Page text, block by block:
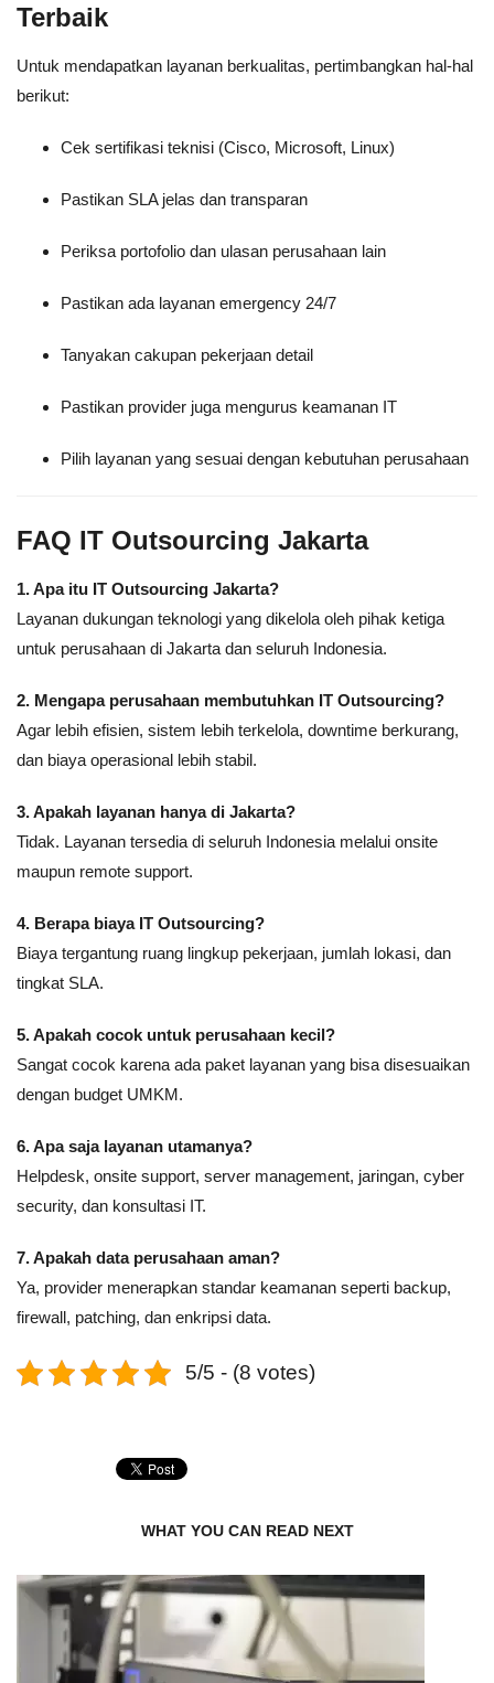
Terbaik
Untuk mendapatkan layanan berkualitas, pertimbangkan hal-hal
berikut:
Cek sertifikasi teknisi (Cisco, Microsoft, Linux)
Pastikan SLA jelas dan transparan
Periksa portofolio dan ulasan perusahaan lain
Pastikan ada layanan emergency 24/7
Tanyakan cakupan pekerjaan detail
Pastikan provider juga mengurus keamanan IT
Pilih layanan yang sesuai dengan kebutuhan perusahaan
FAQ IT Outsourcing Jakarta
1. Apa itu IT Outsourcing Jakarta?
Layanan dukungan teknologi yang dikelola oleh pihak ketiga
untuk perusahaan di Jakarta dan seluruh Indonesia.
2. Mengapa perusahaan membutuhkan IT Outsourcing?
Agar lebih efisien, sistem lebih terkelola, downtime berkurang,
dan biaya operasional lebih stabil.
3. Apakah layanan hanya di Jakarta?
Tidak. Layanan tersedia di seluruh Indonesia melalui onsite
maupun remote support.
4. Berapa biaya IT Outsourcing?
Biaya tergantung ruang lingkup pekerjaan, jumlah lokasi, dan
tingkat SLA.
5. Apakah cocok untuk perusahaan kecil?
Sangat cocok karena ada paket layanan yang bisa disesuaikan
dengan budget UMKM.
6. Apa saja layanan utamanya?
Helpdesk, onsite support, server management, jaringan, cyber
security, dan konsultasi IT.
7. Apakah data perusahaan aman?
Ya, provider menerapkan standar keamanan seperti backup,
firewall, patching, dan enkripsi data.
5/5 - (8 votes)
WHAT YOU CAN READ NEXT